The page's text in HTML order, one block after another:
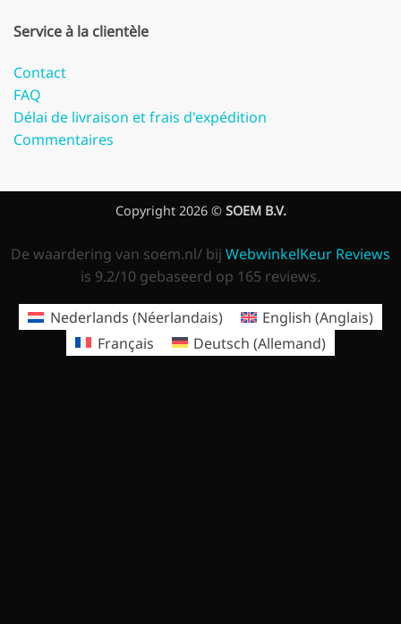
Service à la clientèle
Contact
FAQ
Délai de livraison et frais d'expédition
Commentaires
Copyright 2026 © SOEM B.V.
De waardering van soem.nl/ bij WebwinkelKeur Reviews
is 9.2/10 gebaseerd op 165 reviews.
Nederlands (Néerlandais) English (Anglais)
Français
Deutsch (Allemand)